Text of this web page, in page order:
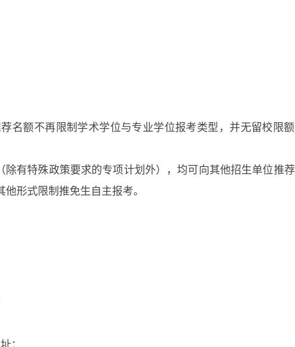
名额不再限制学术学位与专业学位报考类型，并无留校限
有特殊政策要求的专项计划外），均可向其他招生单位推
形式限制推免生自主报考。
：